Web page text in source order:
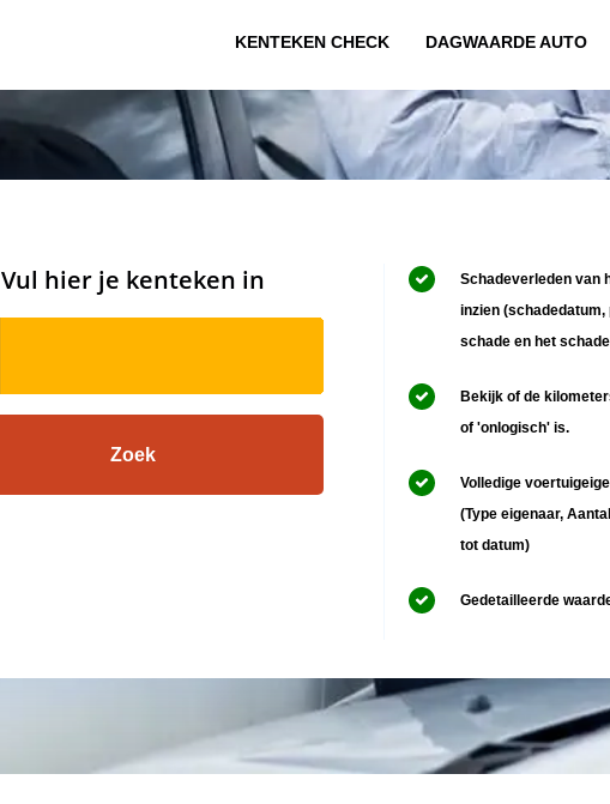
KENTEKEN CHECK DAGWAARDE AUTO
Vul hier je kenteken in
Schadeverleden van
inzien (schadedatum,
schade en het
Bekijk of de
of 'onlogisch' is.
Volledige
(Type eigenaar,
tot datum)
Gedetailleerde